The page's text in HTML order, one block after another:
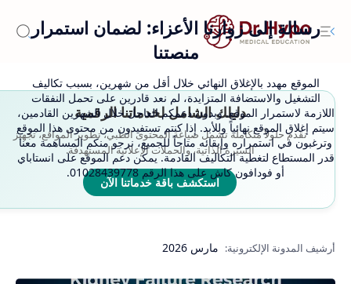
رسالة إلى زوارنا الأعزاء: لضمان استمرار
منصتنا
الموقع مهدد بالإغلاق النهائي خلال أقل من شهرين، بسبب تكاليف
التشغيل والاستضافة المتزايدة، لم نعد قادرين على تحمل النفقات
اللازمة لاستمرار الموقع. وبدون دعمكم العاجل خلال الشهرين القادمين،
سيتم إغلاق الموقع نهائياً وللأبد. إذا كنتم تستفيدون من محتوى هذا الموقع
وترغبون في استمراره وإبقائه متاحاً للجميع، نرجو منكم المساهمة معنا
قدر المستطاع لتغطية التكاليف القادمة. يمكن دعم الموقع على انستاباي
أو فودافون كاش على هذا الرقم 01028439778.
دليلك الشامل لخدماتنا الرقمية
نقدم حلولاً متكاملة تشمل صياغة المحتوى الطبي، تطوير المواقع، تجهيز
السيرة الذاتية، والحملات الإعلانية المستهدفة.
استكشف باقة خدماتنا الآن
مارس 2026